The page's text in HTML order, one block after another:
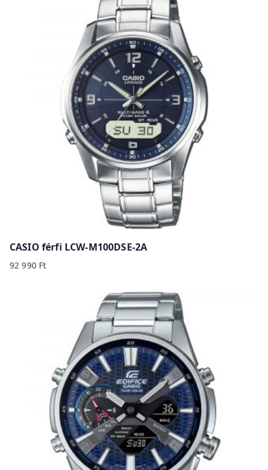
d
b
y
r
i
c
e
h
i
g
h
t
o
w
CASIO férfi LCW-M100DSE-2A
92 990 Ft